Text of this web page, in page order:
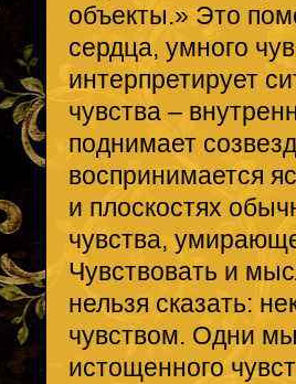
объекты.» Это
сердца, умного
интерпретирует
чувства –
поднимает
воспринимается
и плоскостях
чувства,
Чувствовать и
нельзя сказать:
чувством. Одни
истощенного